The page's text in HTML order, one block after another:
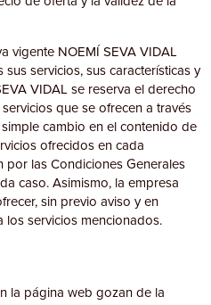
vigente NOEMÍ SEVA VIDAL
servicios, sus características y
VIDAL se reserva el derecho
que se ofrecen a través
cambio en el contenido de
ofrecidos en cada
las Condiciones Generales
caso. Asimismo, la empresa
sin previo aviso y en
los servicios mencionados.
la página web gozan de la